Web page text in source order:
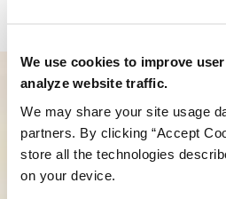
We use cookies to improve
analyze website traffic.
We may share your site usage
partners. By clicking “Accept
store all the technologies
on your device.
prodotto
Il nostro team dedicato è
giusta direzione. Clicca qui